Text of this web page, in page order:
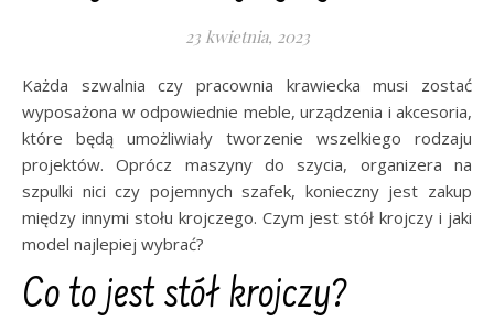
23 kwietnia, 2023
Każda szwalnia czy pracownia krawiecka musi zostać
wyposażona w odpowiednie meble, urządzenia i akcesoria,
które będą umożliwiały tworzenie wszelkiego rodzaju
projektów. Oprócz maszyny do szycia, organizera na
szpulki nici czy pojemnych szafek, konieczny jest zakup
między innymi stołu krojczego. Czym jest stół krojczy i jaki
model najlepiej wybrać?
Co to jest stół krojczy?